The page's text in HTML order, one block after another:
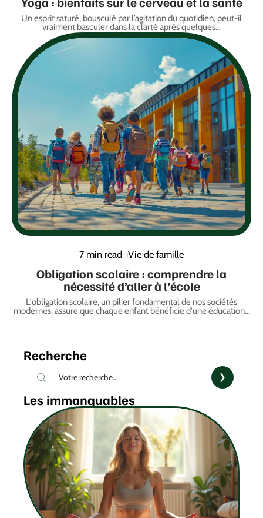
Un esprit saturé, bousculé par l’agitation du quotidien, peut-il
vraiment basculer dans la clarté après quelques…
7 min read Vie de famille
Obligation scolaire : comprendre la
nécessité d’aller à l’école
L'obligation scolaire, un pilier fondamental de nos sociétés
modernes, assure que chaque enfant bénéficie d'une éducation…
Recherche
Les immanquables